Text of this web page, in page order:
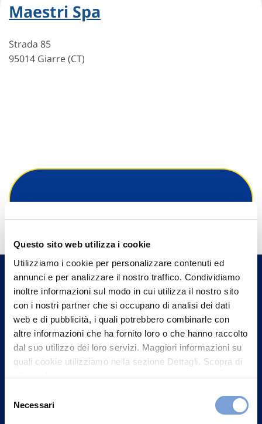
Questo sito web utilizza i cookie
Utilizziamo i cookie per personalizzare contenuti ed
annunci e per analizzare il nostro traffico. Condividiamo
inoltre informazioni sul modo in cui utilizza il nostro sito
con i nostri partner che si occupano di analisi dei dati
web e di pubblicità, i quali potrebbero combinarle con
altre informazioni che ha fornito loro o che hanno raccolto
dal suo utilizzo dei loro servizi. Maggiori informazioni su
quali cookie utilizziamo nella sezione Dettagli. Scopra di
più su chi siamo, come può contattarci e come trattiamo i
può trovare nel footer del sito nella sezione "Informativa
delNecessari
Maestri Spa
Strada 85
95014 Giarre (CT)
Trova l'Agenzia più vicina a te e parla con
un nostro Agente.
Contattaci